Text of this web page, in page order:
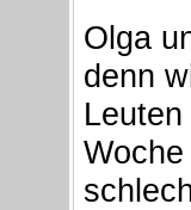
Olga
denn